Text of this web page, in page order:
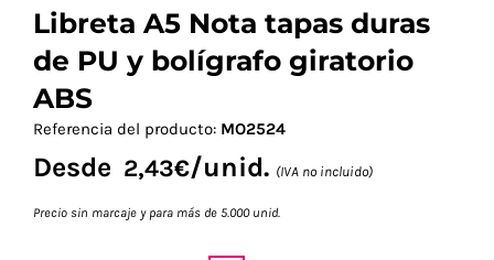
Libreta A5 Nota tapas duras
de PU y bolígrafo giratorio
ABS
Referencia del producto: MO2524
Desde 2,43€/unid. (IVA no incluido)
Precio sin marcaje y para más de 5.000 unid.